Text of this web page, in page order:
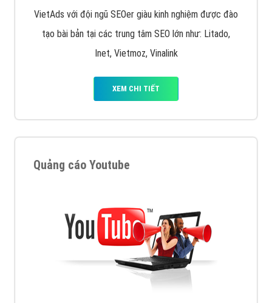
VietAds với đội ngũ SEOer giàu kinh nghiệm được đào
tạo bài bản tại các trung tâm SEO lớn như: Litado,
Inet, Vietmoz, Vinalink
XEM CHI TIẾT
Quảng cáo Youtube